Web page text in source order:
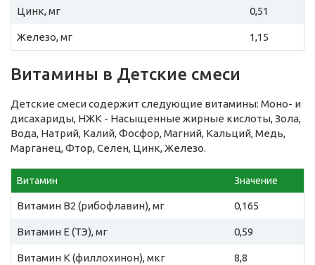
Цинк, мг 0,51
Железо, мг 1,15
Витамины в Детские смеси
Детские смеси содержит следующие витамины: Моно- и
дисахариды, НЖК - Насыщенные жирные кислоты, Зола,
Вода, Натрий, Калий, Фосфор, Магний, Кальций, Медь,
Марганец, Фтор, Селен, Цинк, Железо.
Витамин Значение
Витамин B2 (рибофлавин), мг 0,165
Витамин E (ТЭ), мг 0,59
Витамин К (филлохинон), мкг 8,8